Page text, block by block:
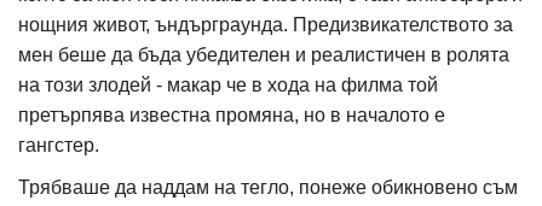
нощния живот, ъндърграунда. Предизвикателството за
мен беше да бъда убедителен и реалистичен в ролята
на този злодей - макар че в хода на филма той
претърпява известна промяна, но в началото е
гангстер.
Трябваше да наддам на тегло, понеже обикновено съм